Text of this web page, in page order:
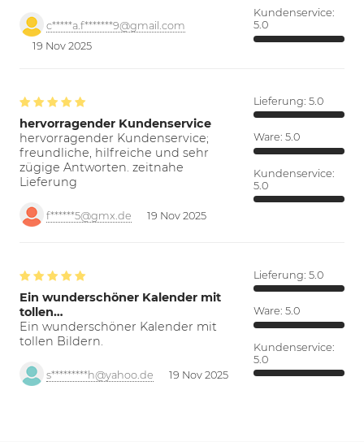
c*****a.f*******9@gmail.com
19 Nov 2025
Kundenservice:
5.0
hervorragender Kundenservice
hervorragender Kundenservice;
freundliche, hilfreiche und sehr
zügige Antworten. zeitnahe
Lieferung
f******5@gmx.de 19 Nov 2025
Lieferung: 5.0
Ware: 5.0
Kundenservice:
5.0
Ein wunderschöner Kalender mit
tollen…
Ein wunderschöner Kalender mit
tollen Bildern.
s*********h@yahoo.de 19 Nov 2025
Lieferung: 5.0
Ware: 5.0
Kundenservice:
5.0